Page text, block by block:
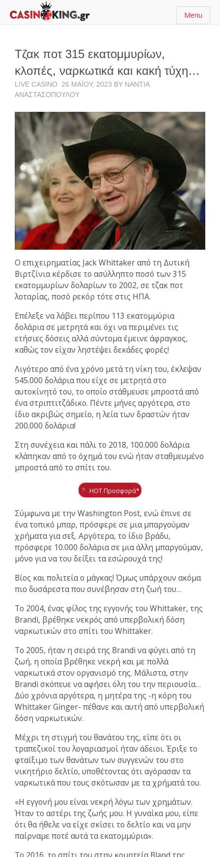
Menu
Τζακ ποτ 315 εκατομμυρίων,
κλοπές, ναρκωτικά και κακή τύχη…
LIVE CASINO 26 ΜΑΪ́ΟΥ, 2023 BY ΝΆΝΤΙΑ
ΑΝΑΣΤΑΣΟΠΟΎΛΟΥ
Ο επιχειρηματίας Jack Whittaker από τη Δυτική
Βιρτζίνια κέρδισε το ασύλληπτο ποσό των 315
εκατομμυρίων δολαρίων το 2002, σε τζακ ποτ
λοταρίας, ποσό ρεκόρ τότε στις ΗΠΑ.
Επέλεξε να λάβει περίπου 113 εκατομμύρια
δολάρια σε μετρητά και όχι να περιμένει τις
ετήσιες δόσεις αλλά σύντομα έμεινε άφραγκος,
καθώς τον είχαν ληστέψει δεκάδες φορές!
Λιγότερο από ένα χρόνο μετά τη νίκη του, έκλεψαν
545.000 δολάρια που είχε σε μετρητά στο
αυτοκίνητό του, το οποίο στάθμευσε μπροστά από
ένα στριπτιτζάδικο. Πέντε μήνες αργότερα, στο
ίδιο ακριβώς σημείο, η λεία των δραστών ήταν
200.000 δολάρια!
Στη συνέχεια και πάλι το 2018, 100.000 δολάρια
κλάπηκαν από το όχημά του ενώ ήταν σταθμευμένο
μπροστά από το σπίτι του.
HOT Προσφορά*
Σύμφωνα με την Washington Post, ενώ έπινε σε
ένα τοπικό μπαρ, πρόσφερε σε μια μπαργούμαν
χρήματα για σεξ. Αργότερα, το ίδιο βράδυ,
πρόσφερε 10.000 δολάρια σε μια άλλη μπαργούμαν,
μόνο για να του δείξει τα εσώρουχά της!
Βίος και πολιτεία ο μάγκας! Όμως υπάρχουν ακόμα
πιο δυσάρεστα που συνέβησαν στη ζωή του…
Το 2004, ένας φίλος της εγγονής του Whittaker, της
Brandi, βρέθηκε νεκρός από υπερβολική δόση
ναρκωτικών στο σπίτι του Whittaker.
Το 2005, ήταν η σειρά της Brandi να φύγει από τη
ζωή, η οποία βρέθηκε νεκρή και με πολλά
ναρκωτικά στον οργανισμό της. Μάλιστα, στην
Brandi σκόπευε να αφήσει όλη του την περιουσία…
Δύο χρόνια αργότερα, η μητέρα της -η κόρη του
Whittaker Ginger- πέθανε και αυτή από υπερβολική
δόση ναρκωτικών.
Μέχρι τη στιγμή του θανάτου της, είπε ότι οι
τραπεζικοί του λογαριασμοί ήταν άδειοι. Έριξε το
φταίξιμο των θανάτων των συγγενών του στο
νικητήριο δελτίο, υποθέτοντας ότι αγόρασαν τα
ναρκωτικά που τους σκότωσαν με τα χρήματά του.
«Η εγγονή μου είναι νεκρή λόγω των χρημάτων.
Ήταν το αστέρι της ζωής μου. Η γυναίκα μου, είπε
ότι θα ήθελε να είχε σκίσει το δελτίο και να μην
παίρναμε ποτέ αυτά τα εκατομμύρια».